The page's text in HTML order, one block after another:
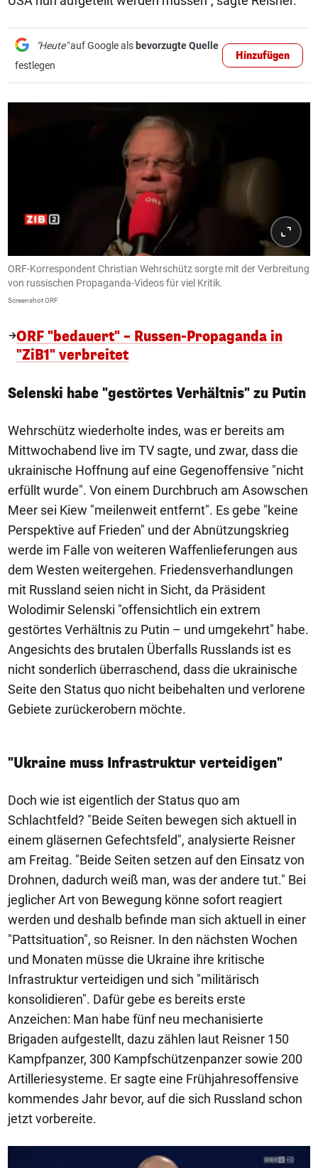
"Heute"auf Google als bevorzugte Quelle
festlegen
Hinzufügen
ORF-Korrespondent Christian Wehrschütz sorgte mit der Verbreitung
von russischen Propaganda-Videos für viel Kritik.
Screenshot ORF
ORF "bedauert" – Russen-Propaganda in
"ZiB1" verbreitet
Selenski habe "gestörtes Verhältnis" zu Putin
Wehrschütz wiederholte indes, was er bereits am
Mittwochabend live im TV sagte, und zwar, dass die
ukrainische Hoffnung auf eine Gegenoffensive "nicht
erfüllt wurde". Von einem Durchbruch am Asowschen
Meer sei Kiew "meilenweit entfernt". Es gebe "keine
Perspektive auf Frieden" und der Abnützungskrieg
werde im Falle von weiteren Waffenlieferungen aus
dem Westen weitergehen. Friedensverhandlungen
mit Russland seien nicht in Sicht, da Präsident
Wolodimir Selenski "offensichtlich ein extrem
gestörtes Verhältnis zu Putin – und umgekehrt" habe.
Angesichts des brutalen Überfalls Russlands ist es
nicht sonderlich überraschend, dass die ukrainische
Seite den Status quo nicht beibehalten und verlorene
Gebiete zurückerobern möchte.
"Ukraine muss Infrastruktur verteidigen"
Doch wie ist eigentlich der Status quo am
Schlachtfeld? "Beide Seiten bewegen sich aktuell in
einem gläsernen Gefechtsfeld", analysierte Reisner
am Freitag. "Beide Seiten setzen auf den Einsatz von
Drohnen, dadurch weiß man, was der andere tut." Bei
jeglicher Art von Bewegung könne sofort reagiert
werden und deshalb befinde man sich aktuell in einer
"Pattsituation", so Reisner. In den nächsten Wochen
und Monaten müsse die Ukraine ihre kritische
Infrastruktur verteidigen und sich "militärisch
konsolidieren". Dafür gebe es bereits erste
Anzeichen: Man habe fünf neu mechanisierte
Brigaden aufgestellt, dazu zählen laut Reisner 150
Kampfpanzer, 300 Kampfschützenpanzer sowie 200
Artilleriesysteme. Er sagte eine Frühjahresoffensive
kommendes Jahr bevor, auf die sich Russland schon
jetzt vorbereite.